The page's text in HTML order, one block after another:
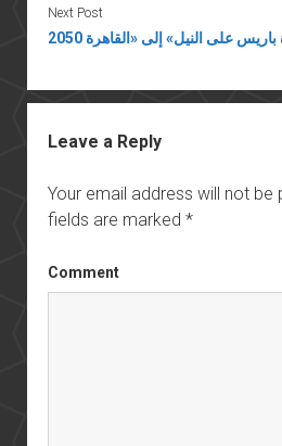
Next Post
Leave a Reply
Your email address will not be
fields are marked *
Comment